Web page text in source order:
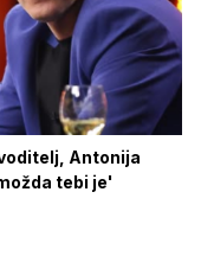
Antonija
tebi je'